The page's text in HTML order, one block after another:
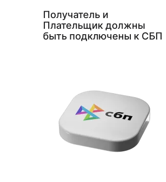
Получатель и
Плательщик должны
быть подключены к СБП